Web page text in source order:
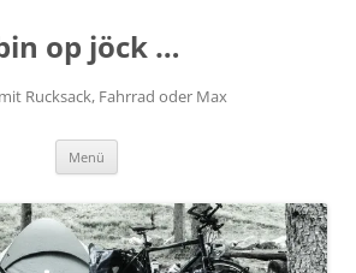
op jöck …
Rucksack, Fahrrad oder Max
Menü